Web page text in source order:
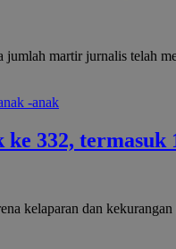
martir jurnalis telah
332, termasuk
kelaparan dan